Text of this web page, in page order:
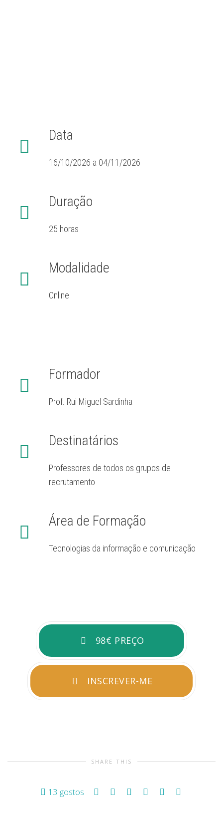
Data
16/10/2026 a 04/11/2026
Duração
25 horas
Modalidade
Online
Formador
Prof. Rui Miguel Sardinha
Destinatários
Professores de todos os grupos de
recrutamento
Área de Formação
Tecnologias da informação e comunicação
98€ PREÇO
INSCREVER-ME
SHARE THIS
13 gostos